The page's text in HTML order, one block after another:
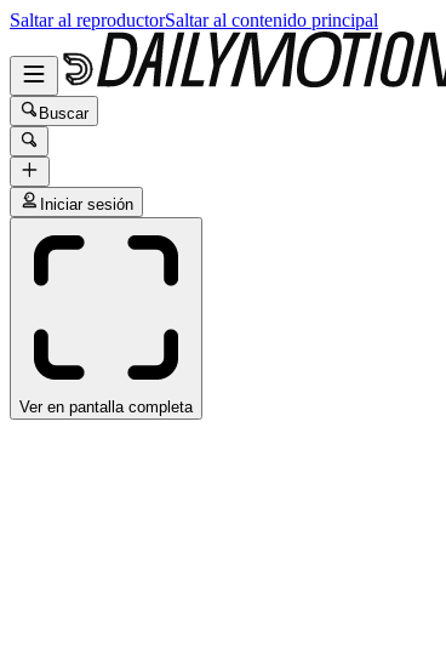
Saltar al reproductorSaltar al contenido principal
Buscar
Iniciar sesión
Ver en pantalla completa